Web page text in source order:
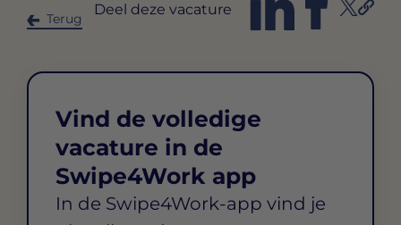
Terug
Deel deze vacature
Vind de volledige
vacature in de
Swipe4Work app
In de Swipe4Work-app vind je